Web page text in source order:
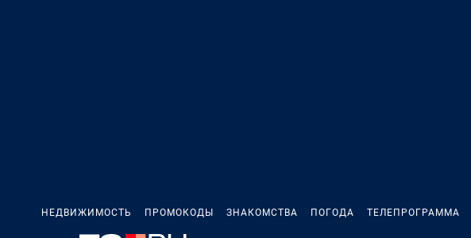
НЕДВИЖИМОСТЬ ПРОМОКОДЫ ЗНАКОМСТВА ПОГОДА ТЕЛЕПРОГРАММА